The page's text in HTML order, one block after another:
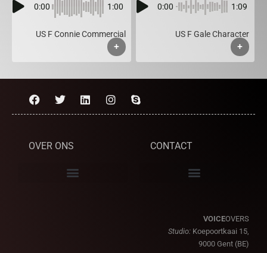
0:00 1:00
US F Connie Commercial
+
0:00 1:09
US F Gale Character
+
OVER ONS CONTACT
VOICEOVERS
Studio: Koepoortkaai 15,
9000 Gent (BE)